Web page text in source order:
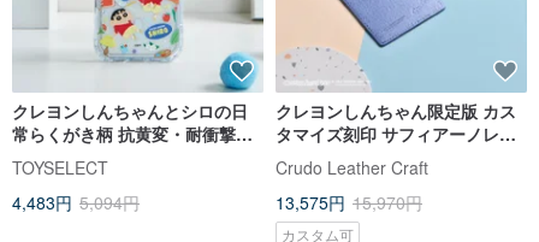
クレヨンしんちゃんとシロの日
常らくがき柄 抗黄変・耐衝撃
MagSafe iPhoneケース
TOYSELECT
4,483円 5,094円
クレヨンしんちゃん限定版 カス
タマイズ刻印 サフィアーノレザ
ーIDカードケース (4色)
Crudo Leather Craft
13,575円 15,970円
カスタム可